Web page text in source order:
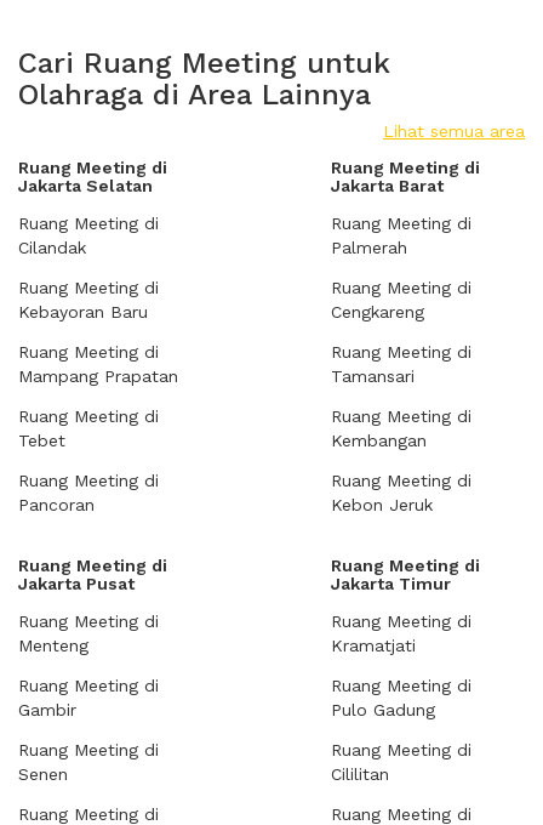
Cari Ruang Meeting untuk
Olahraga di Area Lainnya
Lihat semua area
Ruang Meeting di
Jakarta Selatan
Ruang Meeting di
Cilandak
Ruang Meeting di
Kebayoran Baru
Ruang Meeting di
Mampang Prapatan
Ruang Meeting di
Tebet
Ruang Meeting di
Pancoran
Ruang Meeting di
Jakarta Barat
Ruang Meeting di
Palmerah
Ruang Meeting di
Cengkareng
Ruang Meeting di
Tamansari
Ruang Meeting di
Kembangan
Ruang Meeting di
Kebon Jeruk
Ruang Meeting di
Jakarta Pusat
Ruang Meeting di
Menteng
Ruang Meeting di
Gambir
Ruang Meeting di
Senen
Ruang Meeting di
Ruang Meeting di
Jakarta Timur
Ruang Meeting di
Kramatjati
Ruang Meeting di
Pulo Gadung
Ruang Meeting di
Cililitan
Ruang Meeting di